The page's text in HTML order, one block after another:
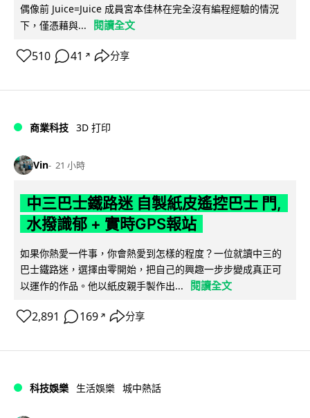
偶像前 Juice=Juice 成員宮本佳林在完全沒有編程經驗的情況
下，僅憑藉與...
閱讀全文
510 41 ↗ 分享
商業科技 3D 打印
Vin 21 小時
中三巴士鐵路迷 自製紙皮遙控巴士 門,
水撥識郁 + 實時GPS報站
如果你熱愛一件事，你會熱愛到怎樣的程度？一位就讀中三的
巴士鐵路迷，選擇由零開始，把自己的興趣一步步變成真正可
以運作的作品。他以紙皮親手製作出...
閱讀全文
2,891 169 ↗ 分享
科技娛樂 生活娛樂 城中熱話